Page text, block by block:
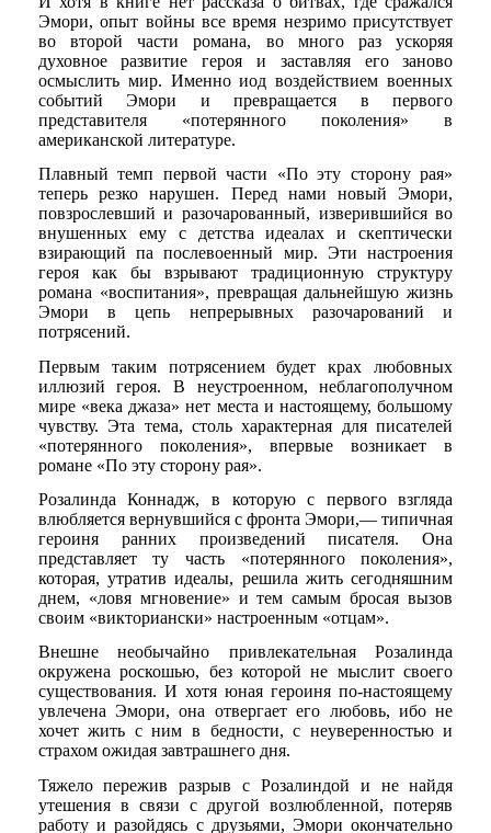
Эмори, опыт войны все время незримо присутствует
во второй части романа, во много раз ускоряя
духовное развитие героя и заставляя его заново
осмыслить мир. Именно иод воздействием военных
событий Эмори и превращается в первого
представителя «потерянного поколения» в
американской литературе.
Плавный темп первой части «По эту сторону рая»
теперь резко нарушен. Перед нами новый Эмори,
повзрослевший и разочарованный, изверившийся во
внушенных ему с детства идеалах и скептически
взирающий па послевоенный мир. Эти настроения
героя как бы взрывают традиционную структуру
романа «воспитания», превращая дальнейшую жизнь
Эмори в цепь непрерывных разочарований и
потрясений.
Первым таким потрясением будет крах любовных
иллюзий героя. В неустроенном, неблагополучном
мире «века джаза» нет места и настоящему, большому
чувству. Эта тема, столь характерная для писателей
«потерянного поколения», впервые возникает в
романе «По эту сторону рая».
Розалинда Коннадж, в которую с первого взгляда
влюбляется вернувшийся с фронта Эмори,— типичная
героиня ранних произведений писателя. Она
представляет ту часть «потерянного поколения»,
которая, утратив идеалы, решила жить сегодняшним
днем, «ловя мгновение» и тем самым бросая вызов
своим «викториански» настроенным «отцам».
Внешне необычайно привлекательная Розалинда
окружена роскошью, без которой не мыслит своего
существования. И хотя юная героиня по-настоящему
увлечена Эмори, она отвергает его любовь, ибо не
хочет жить с ним в бедности, с неуверенностью и
страхом ожидая завтрашнего дня.
Тяжело пережив разрыв с Розалиндой и не найдя
утешения в связи с другой возлюбленной, потеряв
работу и разойдясь с друзьями, Эмори окончательно